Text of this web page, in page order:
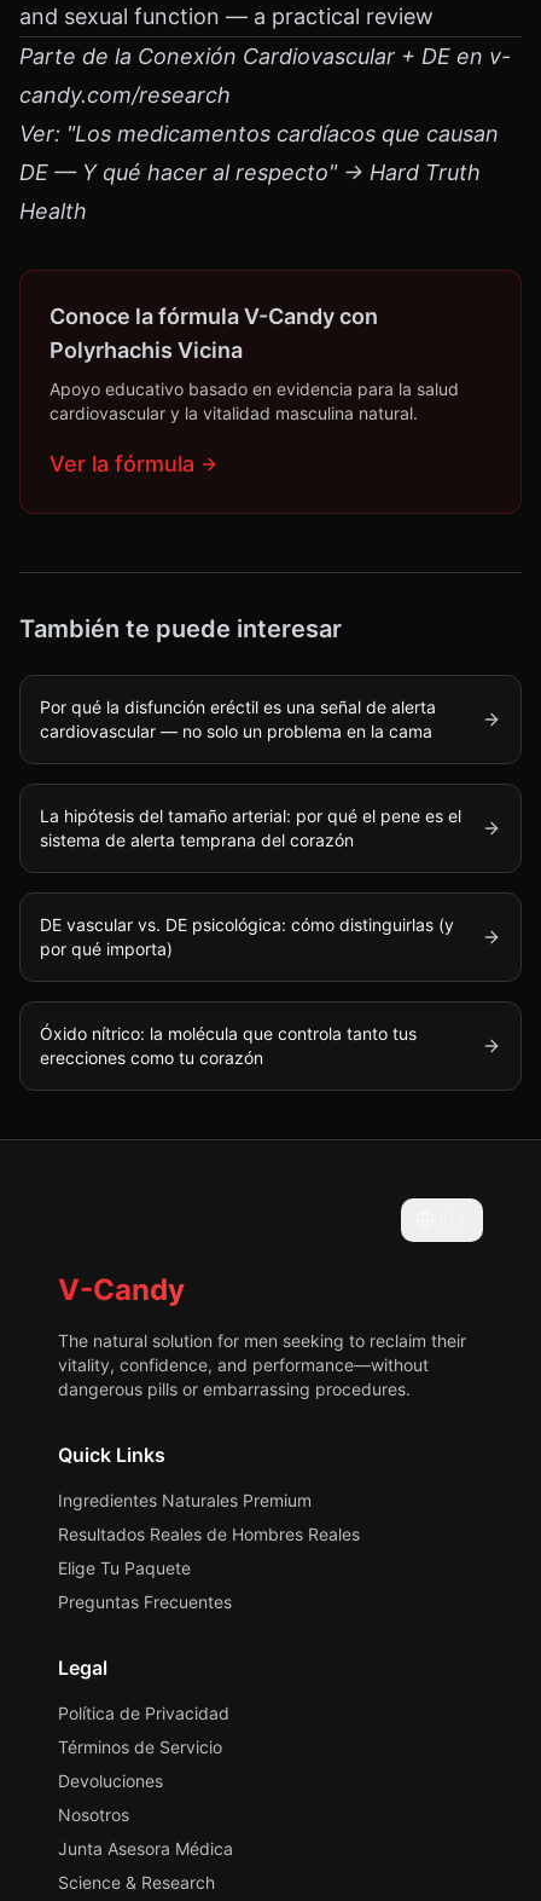
and sexual function — a practical review
Parte de la Conexión Cardiovascular + DE en v-
candy.com/research
Ver: "Los medicamentos cardíacos que causan
DE — Y qué hacer al respecto" → Hard Truth
Health
Conoce la fórmula V-Candy con
Polyrhachis Vicina
Apoyo educativo basado en evidencia para la salud
cardiovascular y la vitalidad masculina natural.
Ver la fórmula
También te puede interesar
Por qué la disfunción eréctil es una señal de alerta
cardiovascular — no solo un problema en la cama
La hipótesis del tamaño arterial: por qué el pene es el
sistema de alerta temprana del corazón
DE vascular vs. DE psicológica: cómo distinguirlas (y
por qué importa)
Óxido nítrico: la molécula que controla tanto tus
erecciones como tu corazón
V-Candy
The natural solution for men seeking to reclaim their
vitality, confidence, and performance—without
dangerous pills or embarrassing procedures.
Quick Links
Ingredientes Naturales Premium
Resultados Reales de Hombres Reales
Elige Tu Paquete
Preguntas Frecuentes
Legal
Política de Privacidad
Términos de Servicio
Devoluciones
Nosotros
Junta Asesora Médica
Science & Research